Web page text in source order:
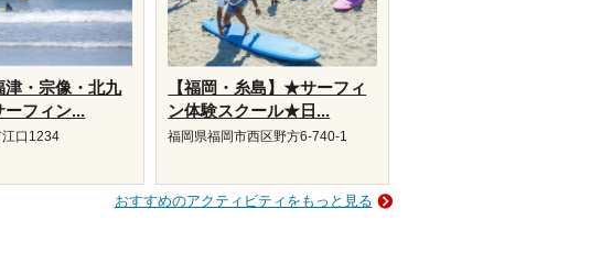
津・宗像・北九
ーフィン...
口1234
【福岡・糸島】★サーフィ
ン体験スクール★日...
福岡県福岡市西区野方6-740-1
おすすめのアクティビティをもっと見る